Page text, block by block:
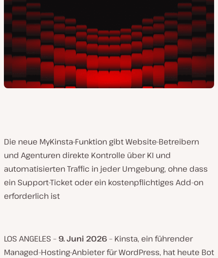
Die neue MyKinsta-Funktion gibt Website-Betreibern
und Agenturen direkte Kontrolle über KI und
automatisierten Traffic in jeder Umgebung, ohne dass
ein Support-Ticket oder ein kostenpflichtiges Add-on
erforderlich ist
LOS ANGELES – 9.Juni 2026– Kinsta, ein führender
Managed-Hosting-Anbieter für WordPress, hat heute Bot